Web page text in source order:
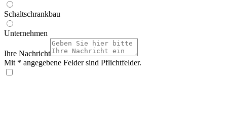
Schaltschrankbau
Unternehmen
Ihre Nachricht
Mit * angegebene Felder sind Pflichtfelder.